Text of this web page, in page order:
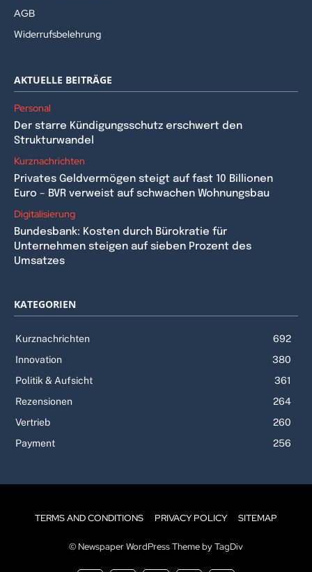
AGB
Widerrufsbelehrung
AKTUELLE BEITRÄGE
Personal
Der starre Kündigungsschutz erschwert den
Strukturwandel
Kurznachrichten
Privates Geldvermögen steigt auf fast 10 Billionen
Euro – BVR verweist auf schwachen Wohnungsbau
Digitalisierung
Bundesbank: Kosten durch Bürokratie für
Unternehmen steigen auf sieben Prozent des
Umsatzes
KATEGORIEN
Kurznachrichten
692
Innovation
380
Politik & Aufsicht
361
Rezensionen
264
Vertrieb
260
Payment
256
TERMS AND CONDITIONS PRIVACY POLICY SITEMAP
© Newspaper WordPress Theme by TagDiv